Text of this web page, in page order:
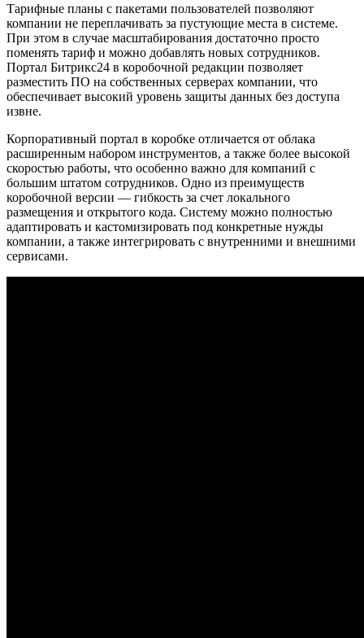
Тарифные планы с пакетами пользователей позволяют
компании не переплачивать за пустующие места в системе.
При этом в случае масштабирования достаточно просто
поменять тариф и можно добавлять новых сотрудников.
Портал Битрикс24 в коробочной редакции позволяет
разместить ПО на собственных серверах компании, что
обеспечивает высокий уровень защиты данных без доступа
извне.
Корпоративный портал в коробке отличается от облака
расширенным набором инструментов, а также более высокой
скоростью работы, что особенно важно для компаний с
большим штатом сотрудников. Одно из преимуществ
коробочной версии — гибкость за счет локального
размещения и открытого кода. Систему можно полностью
адаптировать и кастомизировать под конкретные нужды
компании, а также интегрировать с внутренними и внешними
сервисами.